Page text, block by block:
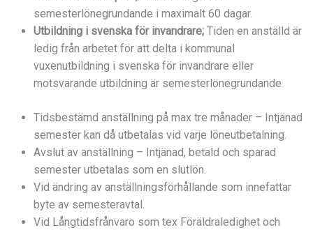
semesterlönegrundande i maximalt 60 dagar.
Utbildning i svenska för invandrare; Tiden en anställd är
ledig från arbetet för att delta i kommunal
vuxenutbildning i svenska för invandrare eller
motsvarande utbildning är semesterlönegrundande.
Tidsbestämd anställning på max tre månader – Intjänad
semester kan då utbetalas vid varje löneutbetalning.
Avslut av anställning – Intjänad, betald och sparad
semester utbetalas som en slutlön.
Vid ändring av anställningsförhållande som innefattar
byte av semesteravtal.
Vid Långtidsfrånvaro som tex Föräldraledighet och